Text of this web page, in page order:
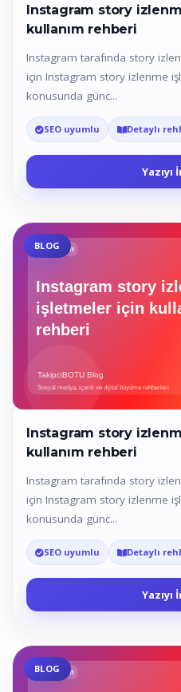
Instagram story
kullanım rehberi
Instagram tarafında story
için Instagram story izlenme
konusunda günc...
SEO uyumlu Detaylı
Yazıyı
BLOG
Instagram story
kullanım rehberi
Instagram tarafında story
için Instagram story izlenme
konusunda günc...
SEO uyumlu Detaylı
Yazıyı
BLOG